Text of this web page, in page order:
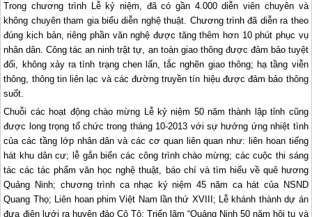
Trong chương trình Lễ kỷ niệm, đã có gần 4.000 diễn viên chuyên và
không chuyên tham gia biểu diễn nghệ thuật. Chương trình đã diễn ra theo
đúng kịch bản, riêng phần văn nghệ được tăng thêm hơn 10 phút phục vụ
nhân dân. Công tác an ninh trật tự, an toàn giao thông được đảm bảo tuyệt
đối, không xảy ra tình trạng chen lấn, tắc nghẽn giao thông; hạ tầng viễn
thông, thông tin liên lạc và các đường truyền tín hiệu được đảm bảo thông
suốt.
Chuỗi các hoạt động chào mừng Lễ kỷ niệm 50 năm thành lập tỉnh cũng
được long trọng tổ chức trong tháng 10-2013 với sự hưởng ứng nhiệt tình
của các tầng lớp nhân dân và các cơ quan liên quan như: liên hoan tiếng
hát khu dân cư; lễ gắn biển các công trình chào mừng; các cuộc thi sáng
tác các tác phẩm văn học nghệ thuật, báo chí và tìm hiểu về quê hương
Quảng Ninh; chương trình ca nhạc kỷ niệm 45 năm ca hát của NSND
Quang Thọ; Liên hoan phim Việt Nam lần thứ XVIII; Lễ khánh thành dự án
đưa điện lưới ra huyện đảo Cô Tô; Triển lãm “Quảng Ninh 50 năm hội tụ và